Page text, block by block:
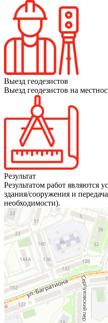
Выезд геодезистов
Выезд геодезистов на
Результат
Результатом работ являются
здания/сооружения и
необходимости).